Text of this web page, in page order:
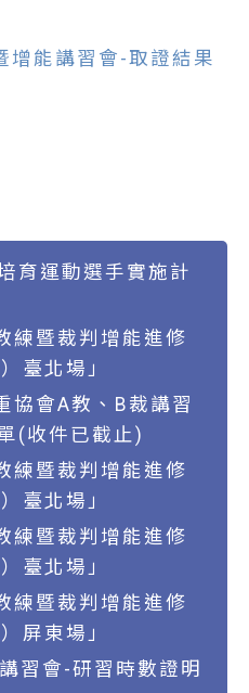
能講習會-取證結果
育運動選手實施計
練暨裁判增能進修
臺北場」
協會A教、B裁講習
(收件已截止)
練暨裁判增能進修
臺北場」
練暨裁判增能進修
臺北場」
練暨裁判增能進修
屏東場」
習會-研習時數證明